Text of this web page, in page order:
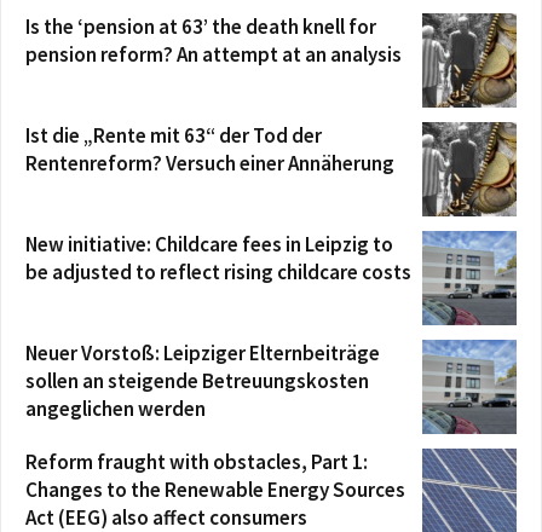
Is the ‘pension at 63’ the death knell for
pension reform? An attempt at an analysis
Ist die „Rente mit 63“ der Tod der
Rentenreform? Versuch einer Annäherung
New initiative: Childcare fees in Leipzig to
be adjusted to reflect rising childcare costs
Neuer Vorstoß: Leipziger Elternbeiträge
sollen an steigende Betreuungskosten
angeglichen werden
Reform fraught with obstacles, Part 1:
Changes to the Renewable Energy Sources
Act (EEG) also affect consumers